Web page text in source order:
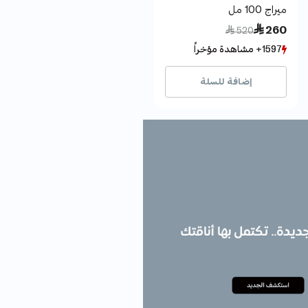
ميراج 100 مل
 260
Price reduced from
 520
to
1597+ مشاهدة مؤخراً
768+ بيع مؤخراً
1597+ مشاهدة مؤخراً
768+ بيع مؤخراً
إضافة للسلة